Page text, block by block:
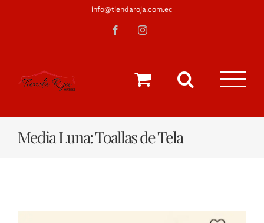
info@tiendaroja.com.ec
FacebookInstagram
Media Luna: Toallas de Tela